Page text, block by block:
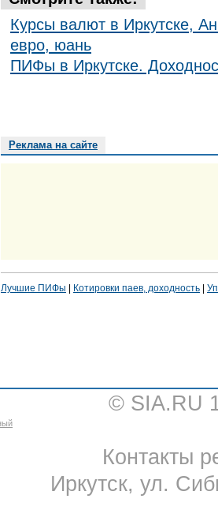
Курсы валют в Иркутске,
евро, юань
ПИФы в Иркутске.
Реклама на сайте
Лучшие ПИФы Котировки паев, доходность
© SIA.RU
Контакты
Иркутск, ул.